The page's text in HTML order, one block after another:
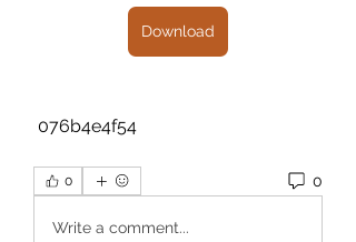
Download
076b4e4f54
0 0
Write a comment...